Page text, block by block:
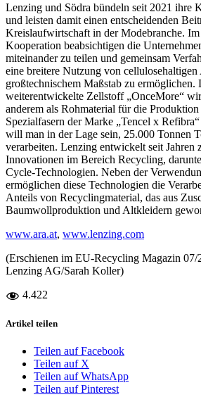
Lenzing und Södra bündeln seit 2021 ihre
und leisten damit einen entscheidenden
Kreislaufwirtschaft in der Modebranche.
Kooperation beabsichtigen die
miteinander zu teilen und gemeinsam
eine breitere Nutzung von
großtechnischem Maßstab zu ermöglichen.
weiterentwickelte Zellstoff „OnceMore“
anderem als Rohmaterial für die
Spezialfasern der Marke „Tencel x
will man in der Lage sein, 25.000 Tonnen
verarbeiten. Lenzing entwickelt seit Jahren
Innovationen im Bereich Recycling,
Cycle-Technologien. Neben der
ermöglichen diese Technologien die
Anteils von Recyclingmaterial, das aus
Baumwollproduktion und Altkleidern
www.ara.at, www.lenzing.com
(Erschienen im EU-Recycling Magazin 07/
Lenzing AG/Sarah Koller)
4.422
Artikel teilen
Teilen auf Facebook
Teilen auf X
Teilen auf WhatsApp
Teilen auf Pinterest